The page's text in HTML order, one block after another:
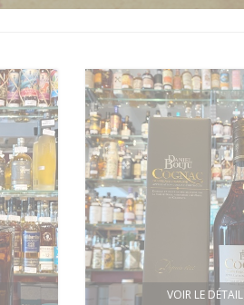
VOIR LE DÉTAIL